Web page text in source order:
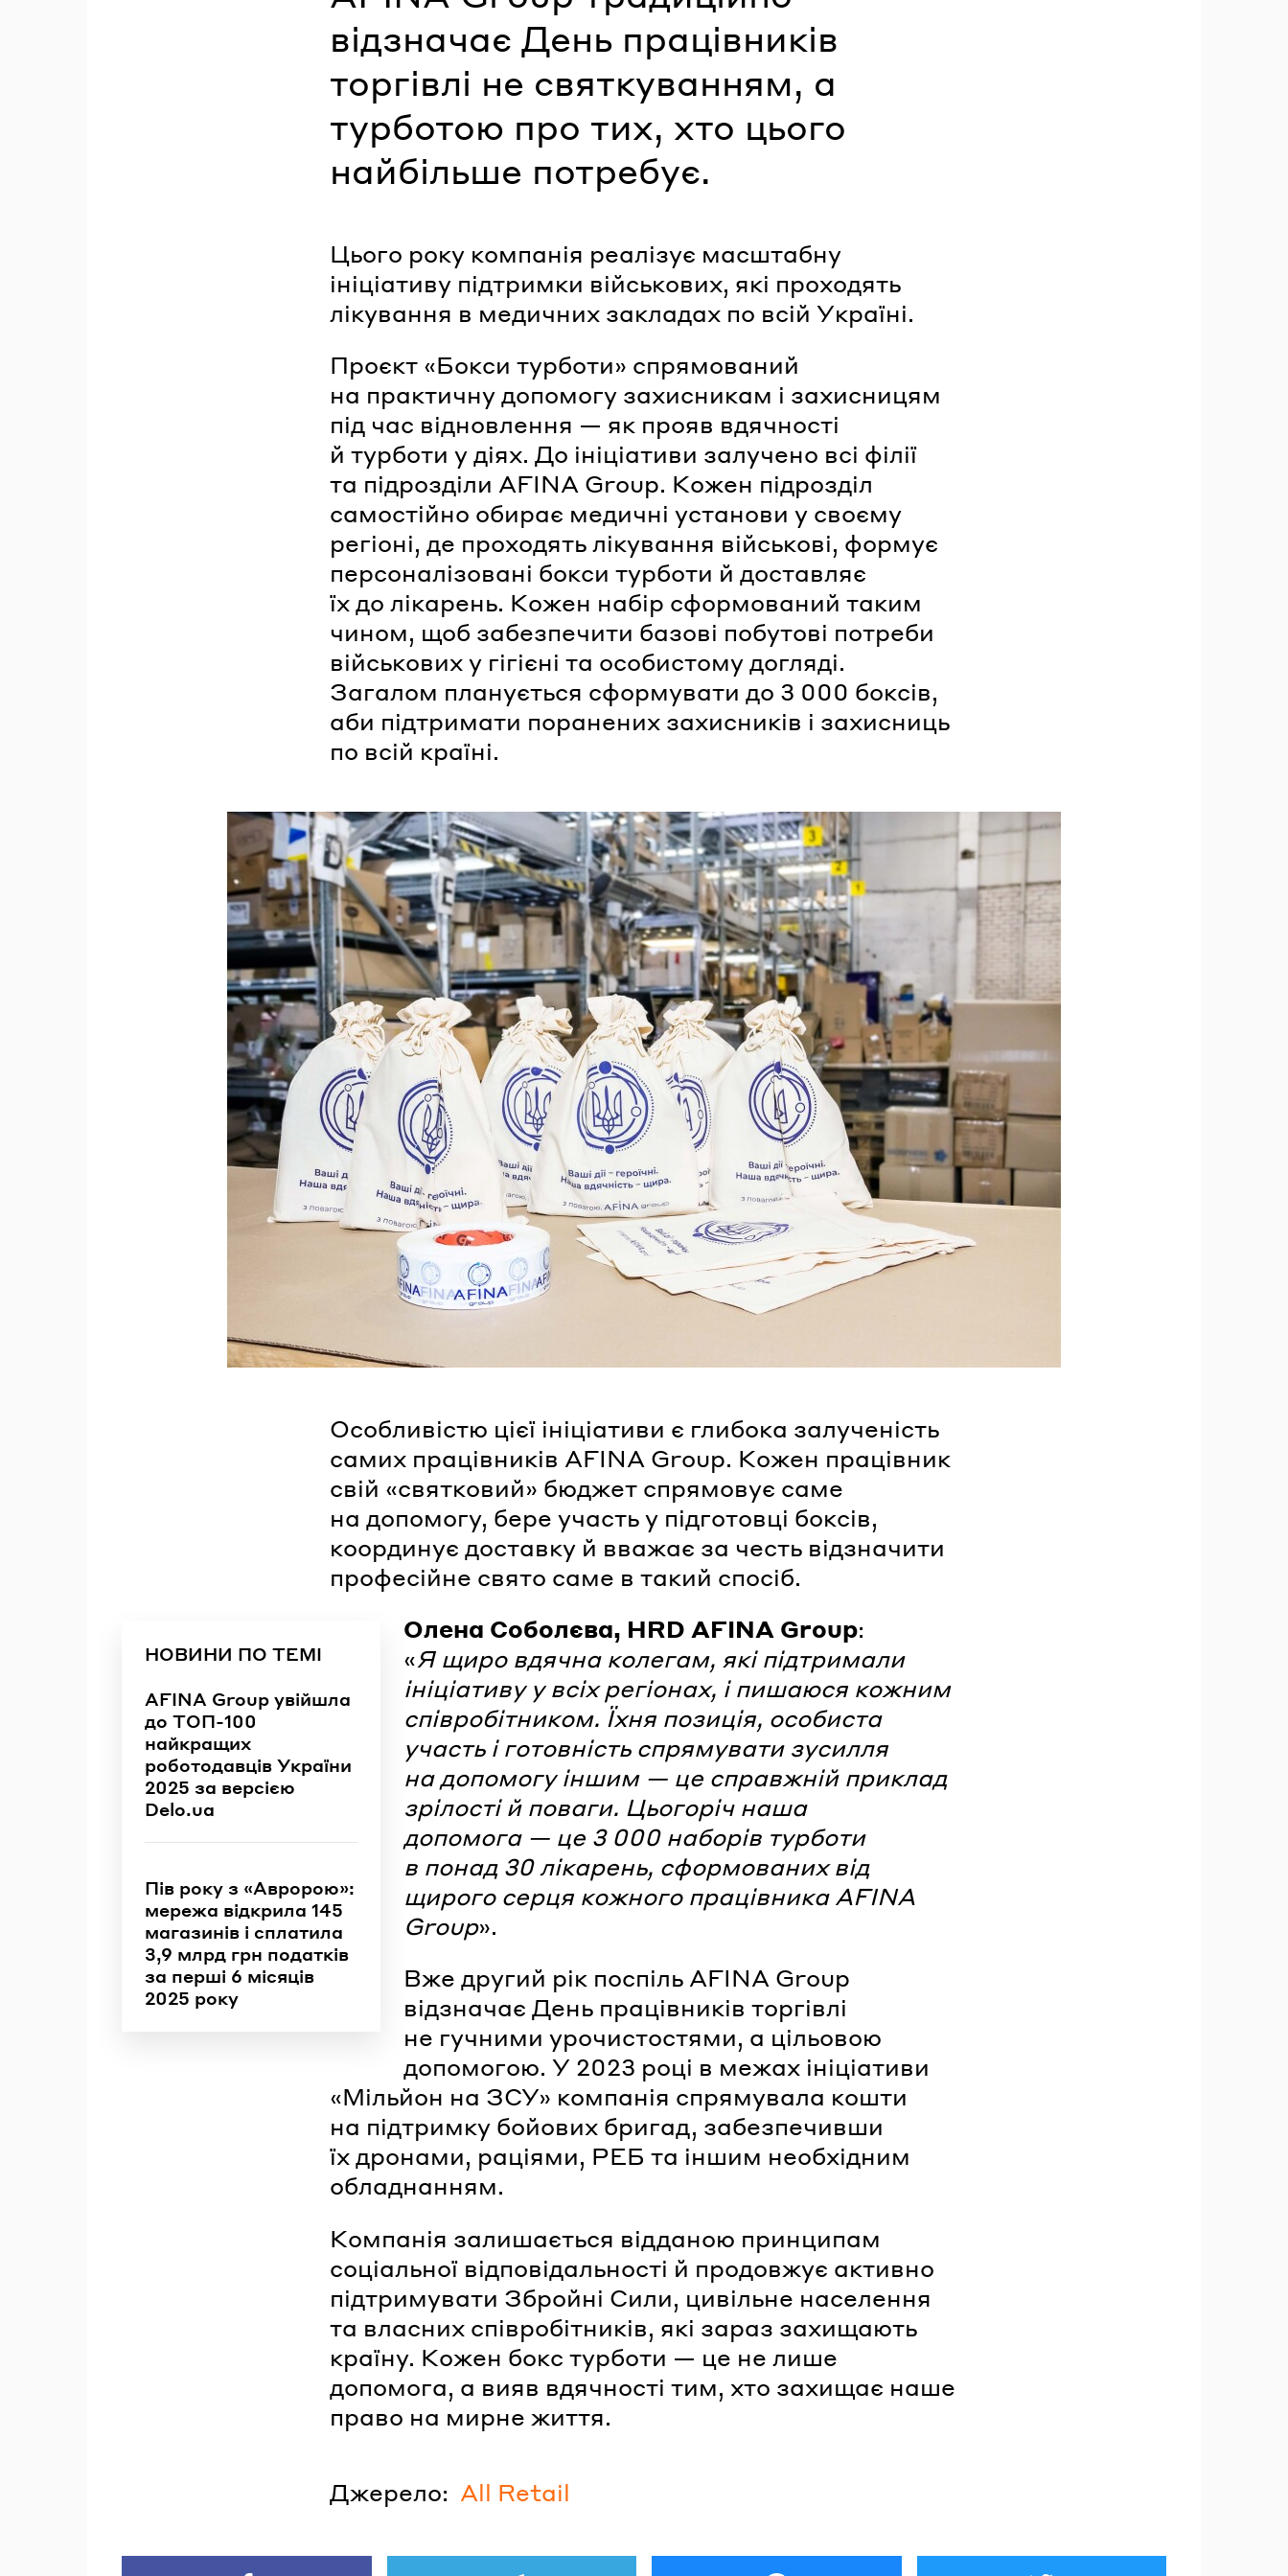
відзначає День працівників
торгівлі не святкуванням, а
турботою про тих, хто цього
найбільше потребує.
Цього року компанія реалізує масштабну
ініціативу підтримки військових, які проходять
лікування в медичних закладах по всій Україні.
Проєкт «Бокси турботи» спрямований
на практичну допомогу захисникам і захисницям
під час відновлення — як прояв вдячності
й турботи у діях. До ініціативи залучено всі філії
та підрозділи AFINA Group. Кожен підрозділ
самостійно обирає медичні установи у своєму
регіоні, де проходять лікування військові, формує
персоналізовані бокси турботи й доставляє
їх до лікарень. Кожен набір сформований таким
чином, щоб забезпечити базові побутові потреби
військових у гігієні та особистому догляді.
Загалом планується сформувати до 3 000 боксів,
аби підтримати поранених захисників і захисниць
по всій країні.
Особливістю цієї ініціативи є глибока залученість
самих працівників AFINA Group. Кожен працівник
свій «святковий» бюджет спрямовує саме
на допомогу, бере участь у підготовці боксів,
координує доставку й вважає за честь відзначити
професійне свято саме в такий спосіб.
НОВИНИ ПО ТЕМІ
AFINA Group увійшла
до ТОП-100
найкращих
роботодавців України
2025 за версією
Delo.ua
Пів року з «Авророю»:
мережа відкрила 145
магазинів і сплатила
3,9 млрд грн податків
за перші 6 місяців
2025 року
Олена Соболєва, HRD AFINA Group:
«Я щиро вдячна колегам, які підтримали
ініціативу у всіх регіонах, і пишаюся кожним
співробітником. Їхня позиція, особиста
участь і готовність спрямувати зусилля
на допомогу іншим — це справжній приклад
зрілості й поваги. Цьогоріч наша
допомога — це 3 000 наборів турботи
в понад 30 лікарень, сформованих від
щирого серця кожного працівника AFINA
Group».
Вже другий рік поспіль AFINA Group
відзначає День працівників торгівлі
не гучними урочистостями, а цільовою
допомогою. У 2023 році в межах ініціативи
«Мільйон на ЗСУ» компанія спрямувала кошти
на підтримку бойових бригад, забезпечивши
їх дронами, раціями, РЕБ та іншим необхідним
обладнанням.
Компанія залишається відданою принципам
соціальної відповідальності й продовжує активно
підтримувати Збройні Сили, цивільне населення
та власних співробітників, які зараз захищають
країну. Кожен бокс турботи — це не лише
допомога, а вияв вдячності тим, хто захищає наше
право на мирне життя.
Джерело: All Retail